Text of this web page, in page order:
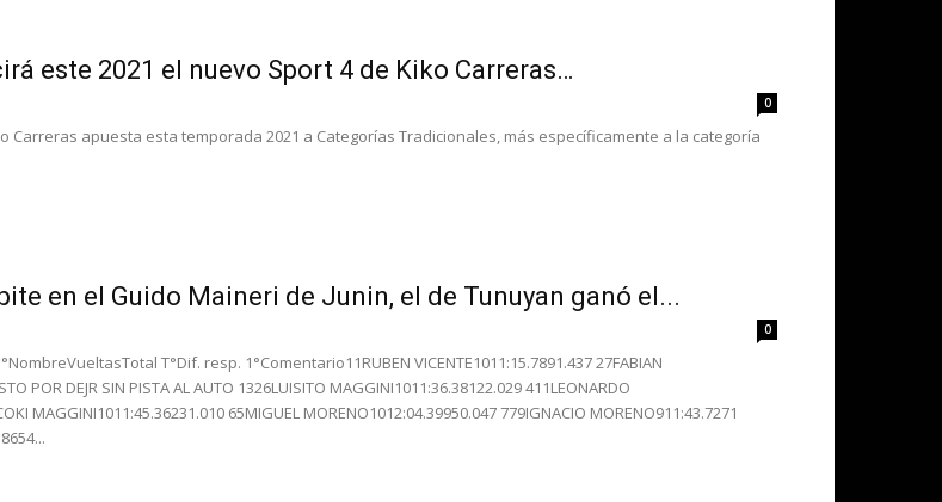
este 2021 el nuevo Sport 4 de Kiko Carreras…
0
Carreras apuesta esta temporada 2021 a Categorías Tradicionales, más específicamente a la categoría
en el Guido Maineri de Junin, el de Tunuyan ganó el...
0
T°Dif. resp. 1°Comentario11RUBEN VICENTE1011:15.7891.437 27FABIAN
POR DEJR SIN PISTA AL AUTO 1326LUISITO MAGGINI1011:36.38122.029 411LEONARDO
MAGGINI1011:45.36231.010 65MIGUEL MORENO1012:04.39950.047 779IGNACIO MORENO911:43.7271